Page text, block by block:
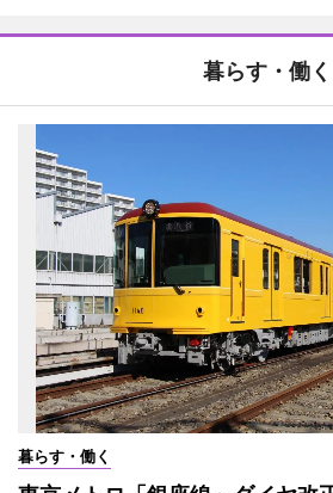
暮らす・働く
暮らす・働く